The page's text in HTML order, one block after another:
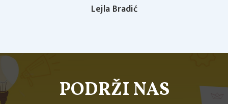
Lejla Bradić
PODRŽI NAS